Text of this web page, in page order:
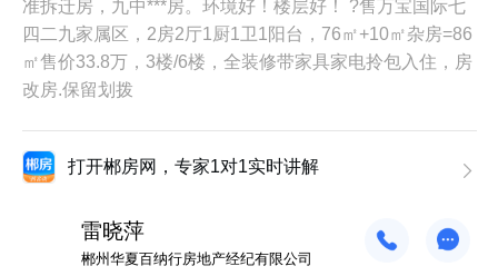
准拆迁房，九中***房。环境好！楼层好！ ?售万宝国际七
四二九家属区，2房2厅1厨1卫1阳台，76㎡+10㎡杂房=86
㎡售价33.8万，3楼/6楼，全装修带家具家电拎包入住，房
改房.保留划拨
打开郴房网，专家1对1实时讲解
雷晓萍
郴州华夏百纳行房地产经纪有限公司